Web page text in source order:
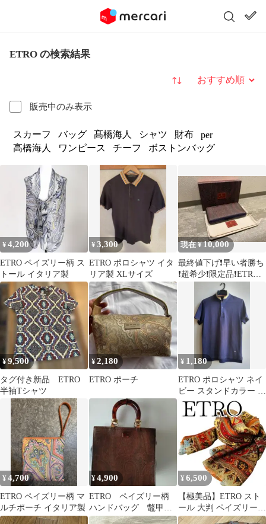
ETRO の検索結果
販売中のみ表示
並び替え
スカーフ バッグ 髙橋海人 シャツ 財布
per
高橋海人
ワンピース チーフ ボストンバッグ
¥4,200
ETRO ペイズリー柄 ス
トール イタリア製
¥3,300
ETRO ポロシャツ イタ
リア製 XLサイズ
現在 ¥10,000
最終値下げ❗️早い者勝ち
❗️超希少❗️限定品❗️ETRO
長財布 ゴリラ柄
¥9,500
タグ付き新品 ETRO
半袖Tシャツ
¥2,180
ETRO ポーチ
¥ 1,180
ETRO ポロシャツ ネイ
ビー スタンドカラー イ
タリア
¥4,700
ETRO ペイズリー柄 マ
ルチポーチ イタリア製
¥4,900
ETRO ペイズリー柄
ハンドバッグ 鼈甲バ
ンド（ポーチ付き）
¥ 6,500
【極美品】ETRO スト
ール 大判 ペイズリー柄
定番 ボルドー フリンジ